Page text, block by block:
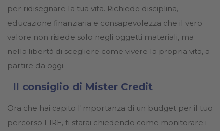
per ridisegnare la tua vita. Richiede disciplina,
educazione finanziaria e consapevolezza che il vero
valore non risiede solo negli oggetti materiali, ma
nella libertà di scegliere come vivere la propria vita, a
partire da oggi.
Il consiglio di Mister Credit
Ora che hai capito l'importanza di un budget per il tuo
percorso FIRE, ti starai chiedendo come monitorare i